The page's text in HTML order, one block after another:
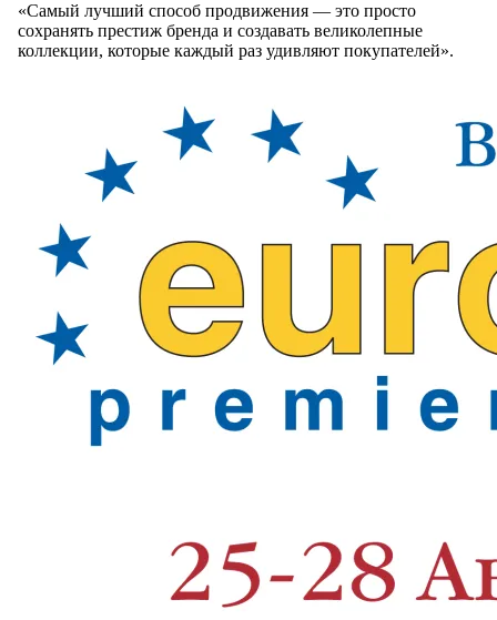
«Самый лучший способ продвижения — это просто
сохранять престиж бренда и создавать великолепные
коллекции, которые каждый раз удивляют покупателей».